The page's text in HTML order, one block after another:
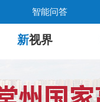
智能问答
新视界